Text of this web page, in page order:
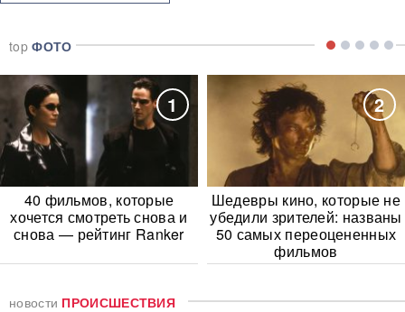
topФОТО
1
40 фильмов, которые
хочется смотреть снова и
снова — рейтинг Ranker
2
Шедевры кино, которые не
убедили зрителей: названы
50 самых переоцененных
фильмов
новости ПРОИСШЕСТВИЯ